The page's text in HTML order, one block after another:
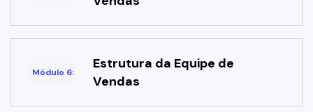
Módulo 6:
Estrutura da Equipe de
Vendas